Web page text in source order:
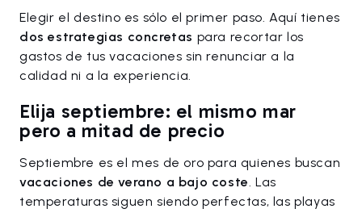
Elegir el destino es sólo el primer paso. Aquí tienes
dos estrategias concretas para recortar los
gastos de tus vacaciones sin renunciar a la
calidad ni a la experiencia.
Elija septiembre: el mismo mar
pero a mitad de precio
Septiembre es el mes de oro para quienes buscan
vacaciones de verano a bajo coste. Las
temperaturas siguen siendo perfectas, las playas